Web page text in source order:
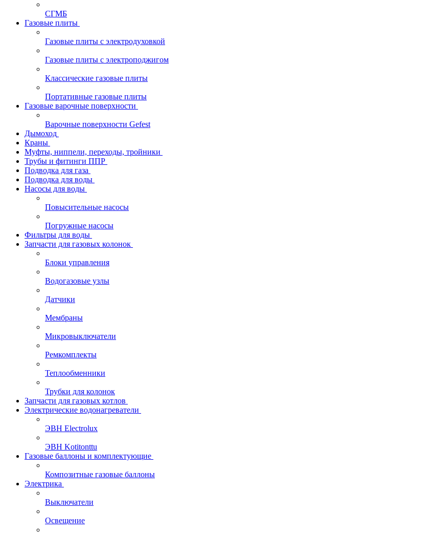
СГМБ
Газовые плиты
Газовые плиты с электродуховкой
Газовые плиты с электроподжигом
Классические газовые плиты
Портативные газовые плиты
Газовые варочные поверхности
Варочные поверхности Gefest
Дымоход
Краны
Муфты, ниппели, переходы, тройники
Трубы и фитинги ППР
Подводка для газа
Подводка для воды
Насосы для воды
Повысительные насосы
Погружные насосы
Фильтры для воды
Запчасти для газовых колонок
Блоки управления
Водогазовые узлы
Датчики
Мембраны
Микровыключатели
Ремкомплекты
Теплообменники
Трубки для колонок
Запчасти для газовых котлов
Электрические водонагреватели
ЭВН Electrolux
ЭВН Kotitonttu
Газовые баллоны и комплектующие
Композитные газовые баллоны
Электрика
Выключатели
Освещение